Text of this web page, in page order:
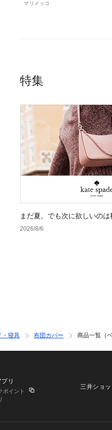
マリメッコ
特集
まだ夏。でも次に欲しいの
2026/8/6
・寝具 布団カバー 商品一覧（
リ
ポイント
三井ショ